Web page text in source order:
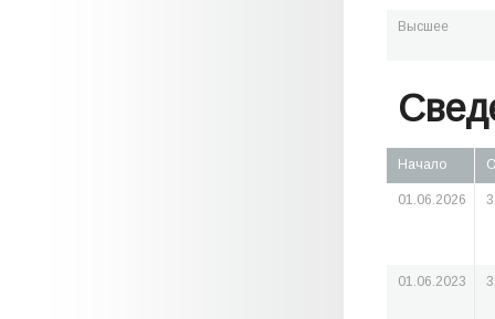
Высшее
Начало
01.06.2026
01.06.2023